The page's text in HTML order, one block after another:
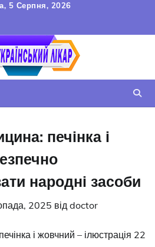
5 Серпня, 2026
КОРИСТУВАЧА
печінка і
народні засоби
2025 від doctor